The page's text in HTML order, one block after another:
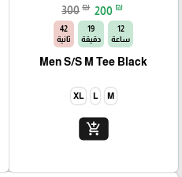
300 ₪ 200 ₪
12
ساعة
19
دقيقة
40
ثانية
Men S/S M Tee Black
M
L
XL
add_shopping_cart